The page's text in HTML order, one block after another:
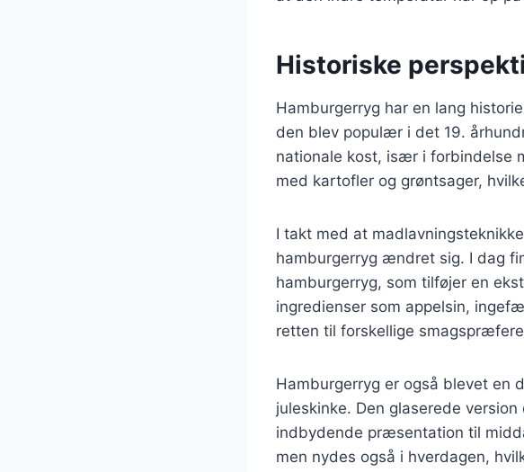
Historiske
Hamburgerryg har en lang
den blev populær i det 19.
nationale kost, især i forbindelse
med kartofler og grøntsager,
I takt med at
hamburgerryg ændret sig. I dag
hamburgerryg, som tilføjer en
ingredienser som appelsin,
retten til forskellige
Hamburgerryg er også blevet en
juleskinke. Den glaserede
indbydende præsentation til
men nydes også i hverdagen,